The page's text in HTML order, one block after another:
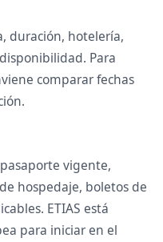
duración, hotelería,
Para
comparar fechas
vigente,
hospedaje, boletos de
ETIAS está
para iniciar en el